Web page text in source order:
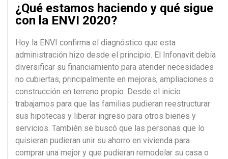
¿Qué estamos haciendo y qué sigue
con la ENVI 2020?
Hoy la ENVI confirma el diagnóstico que esta
administración hizo desde el principio. El Infonavit debía
diversificar su financiamiento para atender necesidades
no cubiertas, principalmente en mejoras, ampliaciones o
construcción en terreno propio. Desde el inicio
trabajamos para que las familias pudieran reestructurar
sus hipotecas y liberar ingreso para otros bienes y
servicios. También se buscó que las personas que lo
quisieran pudieran unir su ahorro en vivienda para
comprar una mejor y que pudieran remodelar su casa o